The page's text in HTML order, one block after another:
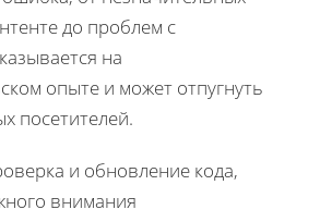
до проблем с
на
опыте и может отпугнуть
посетителей.
и обновление кода,
внимания